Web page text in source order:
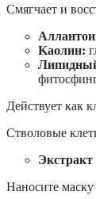
Смягчает и
Kаолин:
Действует как
Стволовые
Наносите